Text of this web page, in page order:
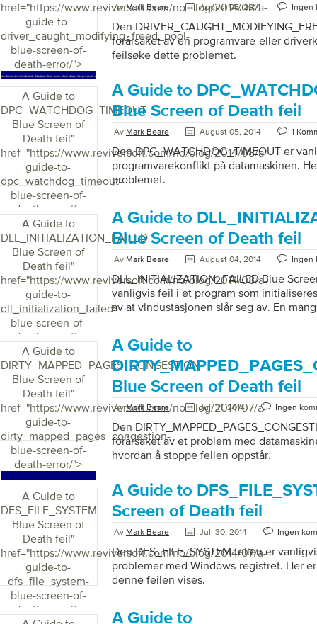
href="https://www.reviversoft.com/no/blog/2014/08/a-
guide-to-
driver_caught_modifying_freed_pool-
blue-screen-of-
death-error/">
AvMark Beare August 06, 2014 Ingen
Den
forårsaket av en programvare-eller
feilsøke dette problemet.
A Guide to
DPC_WATCHDOG_TIMEOUT
Blue Screen of
Death feil"
href="https://www.reviversoft.com/no/blog/2014/08/a-
guide-to-
dpc_watchdog_timeout-
blue-screen-of-
death-error/">
A Guide to
Blue Screen of Death feil
Av Mark Beare August 05, 2014 1
Den DPC_WATCHDOG_TIMEOUT er
programvarekonflikt på datamaskinen.
problemet.
A Guide to
DLL_INITIALIZATION_FAILED
Blue Screen of
Death feil"
href="https://www.reviversoft.com/no/blog/2014/08/a-
guide-to-
dll_initialization_failed-
blue-screen-of-
death-error/">
A Guide to
Blue Screen of Death feil
Av Mark Beare August 04, 2014 Ingen
DLL_INITIALIZATION_FAILED Blue
vanligvis feil i et program som
av at vindustasjonen slår seg av. En
Opprinnelig er bruken av DLL-
Søknaden samler data om
Microsoft etterpå. Feilen manifesterer
meldingsboks som angir at
prosessen unormalt når en bruker prøver
kontrollpanelet. Tjenesteverktøy-
kontrollpanelet når denne […]
A Guide to
DIRTY_MAPPED_PAGES_CONGESTION
Blue Screen of
Death feil"
href="https://www.reviversoft.com/no/blog/2014/07/a-
guide-to-
dirty_mapped_pages_congestion-
blue-screen-of-
death-error/">
A Guide to
Blue Screen of Death feil
AvMark Beare Juli 31, 2014 Ingen
Den
forårsaket av et problem med
hvordan å stoppe feilen oppstår.
A Guide to
DFS_FILE_SYSTEM
Blue Screen of
Death feil"
href="https://www.reviversoft.com/no/blog/2014/07/a-
guide-to-
dfs_file_system-
blue-screen-of-
death-error/">
A Guide to
Screen of Death feil
Av Mark Beare Juli 30, 2014 Ingen
Den DFS_FILE_SYSTEM feilen er
problemer med Windows-registret. Her
denne feilen vises.
A Guide to